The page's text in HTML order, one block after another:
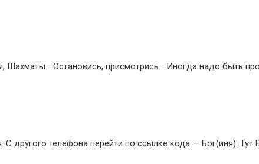
Остановись, присмотрись… Иногда надо быть
С другого телефона перейти по ссылке кода — Бог(иня).